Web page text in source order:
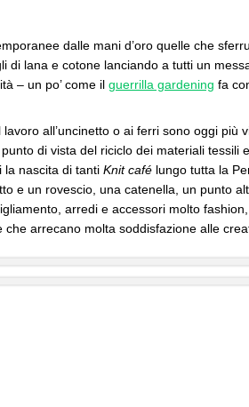
dalle mani d’oro quelle che
di lana e cotone lanciando a tutti un
– un po’ come il guerrilla gardening fa
all’uncinetto o ai ferri sono oggi più
di vista del riciclo dei materiali tessili
la nascita di tanti Knit café lungo tutta la
e un rovescio, una catenella, un punto
arredi e accessori molto
che arrecano molta soddisfazione alle